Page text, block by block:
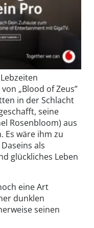
„Blood of Zeus”
in der Schlacht
seine
Rosenbloom) aus
Es wäre ihm zu
als
glückliches Leben
eine Art
dunklen
seinen